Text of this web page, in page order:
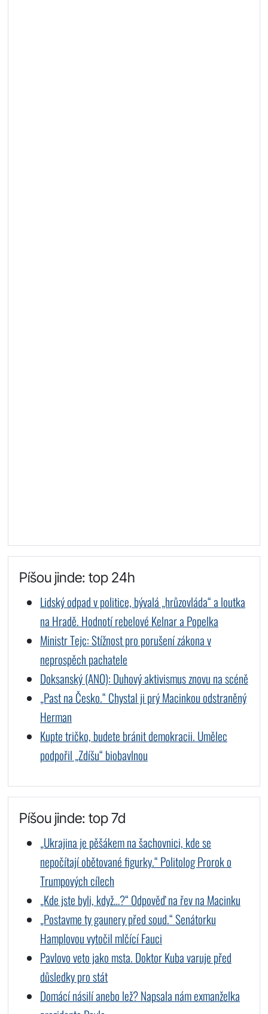
Píšou jinde: top 24h
Lidský odpad v politice, bývalá „hrůzovláda“ a loutka
na Hradě. Hodnotí rebelové Kelnar a Popelka
Ministr Tejc: Stížnost pro porušení zákona v
neprospěch pachatele
Doksanský (ANO): Duhový aktivismus znovu na scéně
„Past na Česko.“ Chystal ji prý Macinkou odstraněný
Herman
Kupte tričko, budete bránit demokracii. Umělec
podpořil „Zdíšu“ biobavlnou
Píšou jinde: top 7d
„Ukrajina je pěšákem na šachovnici, kde se
nepočítají obětované figurky.“ Politolog Prorok o
Trumpových cílech
„Kde jste byli, když…?“ Odpověď na řev na Macinku
„Postavme ty gaunery před soud.“ Senátorku
Hamplovou vytočil mlčící Fauci
Pavlovo veto jako msta. Doktor Kuba varuje před
důsledky pro stát
Domácí násilí anebo lež? Napsala nám exmanželka